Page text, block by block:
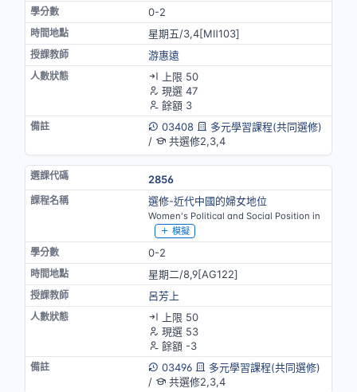
0-2
星期五/3,4[MⅡ103]
游惠遠
上限 50
現選 47
餘額 3
03408
多元學習課程(共同選修)
/
共選修2,3,4
2856
選修-近代中國的婦女地位
Women's Political and Social Position in
模擬
0-2
星期二/8,9[AG122]
呂芳上
上限 50
現選 53
餘額 -3
03496
多元學習課程(共同選修)
/
共選修2,3,4